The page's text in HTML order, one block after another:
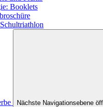
Booklets
Nächste Navigationsebene